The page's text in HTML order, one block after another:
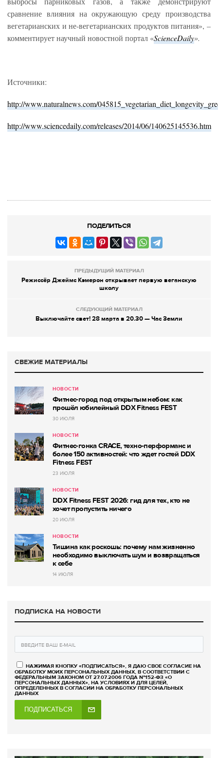
сравнение влияния на окружающую среду производства
вегетарианских и не-вегетарианских продуктов питания», –
комментирует научный новостной портал «ScienceDaily».
Источники:
http://www.naturalnews.com/
http://www.sciencedaily.com/releases/2014/06/140625145536.htm
ПОДЕЛИТЬСЯ
ПРЕДЫДУЩИЙ МАТЕРИАЛ
Режиссёр Джеймс Кэмерон открывает первую веганскую
школу
СЛЕДУЮЩИЙ МАТЕРИАЛ
Выключайте свет! 28 марта в 20.30 — Час Земли
СВЕЖИЕ МАТЕРИАЛЫ
НОВОСТИ
Фитнес-город под открытым небом: как
прошёл юбилейный DDX Fitness FEST
30 ИЮЛЯ
НОВОСТИ
Фитнес-гонка CRACE, техно-перформанс и
более 150 активностей: что ждет гостей DDX
Fitness FEST
23 ИЮЛЯ
НОВОСТИ
DDX Fitness FEST 2026: гид для тех, кто не
хочет пропустить ничего
20 ИЮЛЯ
НОВОСТИ
Тишина как роскошь: почему нам жизненно
необходимо выключать шум и возвращаться
к себе
14 ИЮЛЯ
ПОДПИСКА НА НОВОСТИ
НАЖИМАЯ КНОПКУ «ПОДПИСАТЬСЯ», Я ДАЮ СВОЕ СОГЛАСИЕ НА
ОБРАБОТКУ МОИХ ПЕРСОНАЛЬНЫХ ДАННЫХ, В СООТВЕТСТВИИ С
ФЕДЕРАЛЬНЫМ ЗАКОНОМ ОТ 27.07.2006 ГОДА №152-ФЗ «О
ПЕРСОНАЛЬНЫХ ДАННЫХ», НА УСЛОВИЯХ И ДЛЯ ЦЕЛЕЙ,
ОПРЕДЕЛЕННЫХ В СОГЛАСИИ НА ОБРАБОТКУ ПЕРСОНАЛЬНЫХ
ДАННЫХ
ПОДПИСАТЬСЯ